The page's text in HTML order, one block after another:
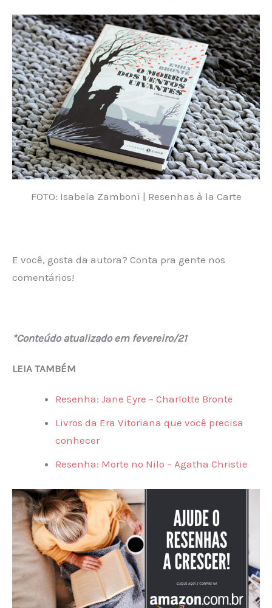
FOTO: Isabela Zamboni | Resenhas à la Carte
E você, gosta da autora? Conta pra gente nos
comentários!
*Conteúdo atualizado em fevereiro/21
LEIA TAMBÉM
Resenha: Jane Eyre – Charlotte Brontë
Livros da Era Vitoriana que você precisa
conhecer
Resenha: Morte no Nilo – Agatha Christie